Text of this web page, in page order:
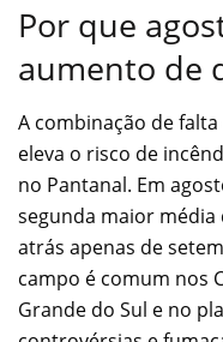
Por que
aumento de
A combinação de
eleva o risco de
no Pantanal. Em
segunda maior média
atrás apenas de
campo é comum nos
Grande do Sul e no